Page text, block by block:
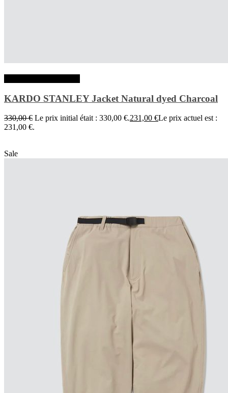
KARDO STANLEY Jacket Natural dyed Charcoal
330,00€ Le prix initial était : 330,00 €.231,00 €Le prix actuel est :
231,00 €.
Sale